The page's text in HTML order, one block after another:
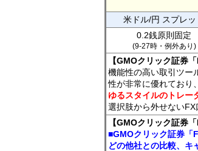
米ドル/円 スプレッ
0.2銭原則固定
(9-27時・例外あり)
【GMOクリック証券
機能性の高い取引ツー
性が非常に優れており
ゆるスタイルのトレー
選択肢から外せないFX
【GMOクリック証券
■GMOクリック証券「
どの他社との比較、キ